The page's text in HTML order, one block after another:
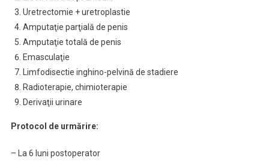
Uretrectomie + uretroplastie
Amputaţie parţială de penis
Amputaţie totală de penis
Emasculaţie
Limfodisectie inghino-pelvină de stadiere
Radioterapie, chimioterapie
Derivaţii urinare
Protocol de urmărire:
– La 6 luni postoperator